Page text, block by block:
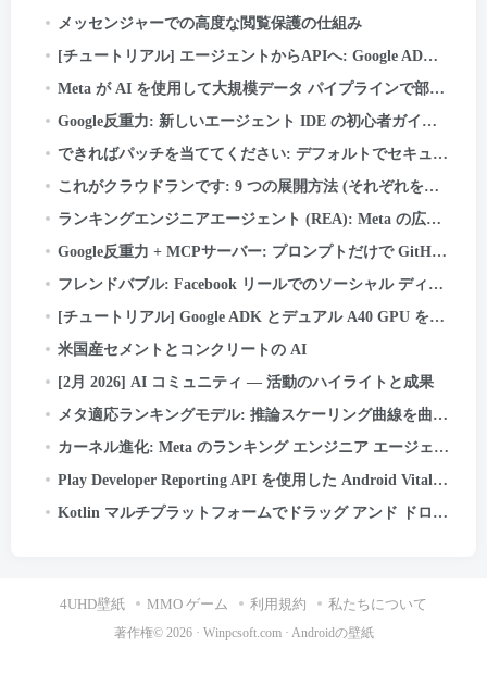
メッセンジャーでの高度な閲覧保護の仕組み
[チュートリアル] エージェントからAPIへ: Google ADK を使用して本番環境に対応した AI システムを構築する & ファストAPI
Meta が AI を使用して大規模データ パイプラインで部族の知識をマッピングした方法
Google反重力: 新しいエージェント IDE の初心者ガイド (ステップバイステップ + 実際の使用例)
できればパッチを当ててください: デフォルトでセキュアな Android アプリ用の AI Codemods
これがクラウドランです: 9 つの展開方法 (それぞれをいつ使用するか)
ランキングエンジニアエージェント (REA): Meta の広告ランキングの革新を加速する自律型 AI エージェント
Google反重力 + MCPサーバー: プロンプトだけで GitHub に接続してコードをプッシュする方法 (一部…
フレンドバブル: Facebook リールでのソーシャル ディスカバリの強化
[チュートリアル] Google ADK とデュアル A40 GPU を使用して Google の Gemma-4b をローカルで実行する
米国産セメントとコンクリートの AI
[2月 2026] AI コミュニティ — 活動のハイライトと成果
メタ適応ランキングモデル: 推論スケーリング曲線を曲げて広告用の LLM スケール モデルを提供する
カーネル進化: Meta のランキング エンジニア エージェントが AI インフラストラクチャを最適化する方法
Play Developer Reporting API を使用した Android Vitals のモニタリング
Kotlin マルチプラットフォームでドラッグ アンド ドロップを実装する方法
4UHD壁紙 MMO ゲーム 利用規約 私たちについて
著作権© 2026 · Winpcsoft.com· Androidの壁紙